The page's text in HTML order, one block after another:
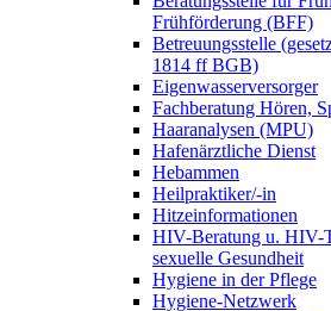
Frühförderung (BFF)
Betreuungsstelle
1814 ff BGB)
Eigenwasserversorger
Fachberatung Hören,
Haaranalysen (MPU)
Hafenärztliche Dienst
Hebammen
Heilpraktiker/-in
Hitzeinformationen
HIV-Beratung u. HIV-
sexuelle Gesundheit
Hygiene in der Pflege
Hygiene-Netzwerk